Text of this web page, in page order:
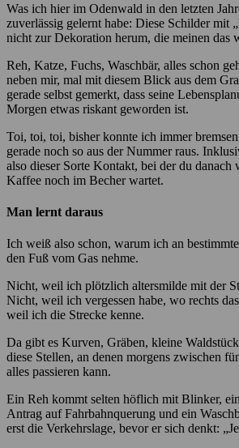
Was ich hier im Odenwald in den letzten
zuverlässig gelernt habe: Diese Schilder mit
nicht zur Dekoration herum, die meinen das
Reh, Katze, Fuchs, Waschbär, alles schon
neben mir, mal mit diesem Blick aus dem
gerade selbst gemerkt, dass seine
Morgen etwas riskant geworden ist.
Toi, toi, toi, bisher konnte ich immer
gerade noch so aus der Nummer raus.
also dieser Sorte Kontakt, bei der du
Kaffee noch im Becher wartet.
Man lernt daraus
Ich weiß also schon, warum ich an
den Fuß vom Gas nehme.
Nicht, weil ich plötzlich altersmilde mit der
Nicht, weil ich vergessen habe, wo rechts
weil ich die Strecke kenne.
Da gibt es Kurven, Gräben, kleine
diese Stellen, an denen morgens zwischen
alles passieren kann.
Ein Reh kommt selten höflich mit Blinker,
Antrag auf Fahrbahnquerung und ein
erst die Verkehrslage, bevor er sich denkt: